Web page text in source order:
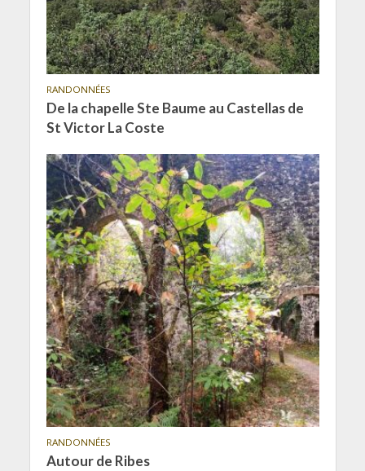
RANDONNÉES
De la chapelle Ste Baume au Castellas de
St Victor La Coste
RANDONNÉES
Autour de Ribes